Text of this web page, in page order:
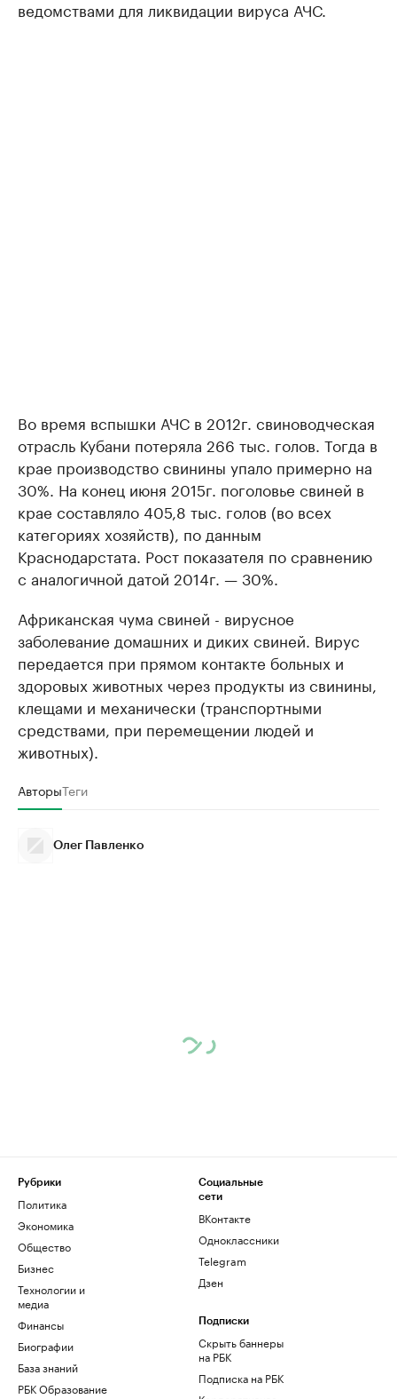
ведомствами для ликвидации вируса АЧС.
Во время вспышки АЧС в 2012г. свиноводческая
отрасль Кубани потеряла 266 тыс. голов. Тогда в
крае производство свинины упало примерно на
30%. На конец июня 2015г. поголовье свиней в
крае составляло 405,8 тыс. голов (во всех
категориях хозяйств), по данным
Краснодарстата. Рост показателя по сравнению
с аналогичной датой 2014г. — 30%.
Африканская чума свиней - вирусное
заболевание домашних и диких свиней. Вирус
передается при прямом контакте больных и
здоровых животных через продукты из свинины,
клещами и механически (транспортными
средствами, при перемещении людей и
животных).
АвторыТеги
Олег Павленко
Рубрики
Политика
Экономика
Общество
Бизнес
Технологии и
медиа
Финансы
Биографии
База знаний
РБК Образование
Социальные
сети
ВКонтакте
Одноклассники
Telegram
Дзен
Подписки
Скрыть баннеры
на РБК
Подписка на РБК